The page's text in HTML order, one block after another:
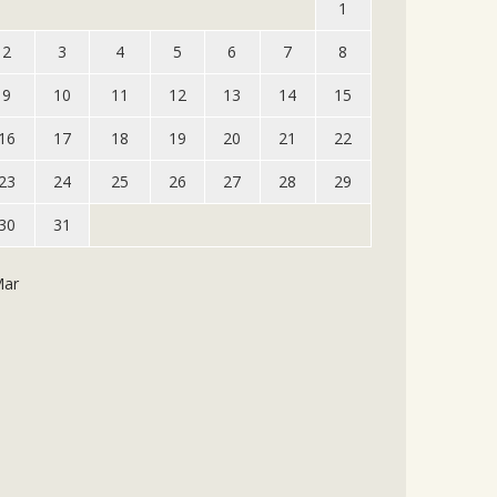
1
2 3 4 5 6 7 8
9 10 11 12 13 14 15
17 18 19 20 21 22
24 25 26 27 28 29
31